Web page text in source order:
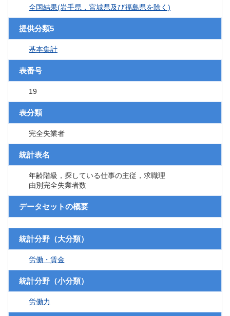
全国結果(岩手県，宮城県及び福島県を除く)
提供分類5
基本集計
表番号
19
表分類
完全失業者
統計表名
年齢階級，探している仕事の主従，求職理
由別完全失業者数
データセットの概要
統計分野（大分類）
労働・賃金
統計分野（小分類）
労働力